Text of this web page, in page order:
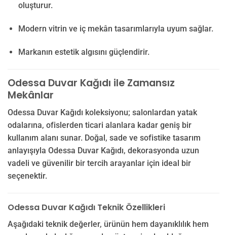
oluşturur.
Modern vitrin ve iç mekân tasarımlarıyla uyum sağlar.
Markanın estetik algısını güçlendirir.
Odessa Duvar Kağıdı ile Zamansız
Mekânlar
Odessa Duvar Kağıdı koleksiyonu; salonlardan yatak
odalarına, ofislerden ticari alanlara kadar geniş bir
kullanım alanı sunar. Doğal, sade ve sofistike tasarım
anlayışıyla Odessa Duvar Kağıdı, dekorasyonda uzun
vadeli ve güvenilir bir tercih arayanlar için ideal bir
seçenektir.
Odessa Duvar Kağıdı Teknik Özellikleri
Aşağıdaki teknik değerler, ürünün hem dayanıklılık hem